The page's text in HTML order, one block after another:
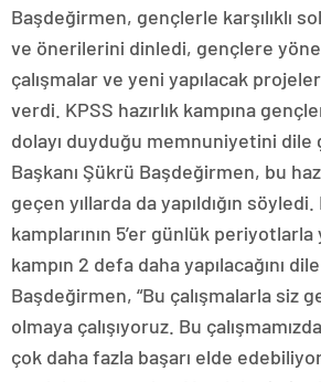
Başdeğirmen, gençlerle karşılıklı
ve önerilerini dinledi, gençlere
çalışmalar ve yeni yapılacak
verdi. KPSS hazırlık kampına
dolayı duyduğu memnuniyetini
Başkanı Şükrü Başdeğirmen, bu
geçen yıllarda da yapıldığın söyledi.
kamplarının 5’er günlük periyotlarla
kampın 2 defa daha yapılacağını
Başdeğirmen, “Bu çalışmalarla siz
olmaya çalışıyoruz. Bu
çok daha fazla başarı elde